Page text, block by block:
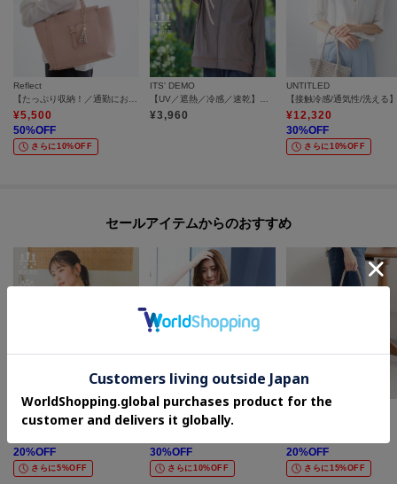
Reflect
【たっぷり収納！／通勤におすすめ】’26春夏毎日バッグ
¥5,500
50%OFF
さらに10%OFF
ITS' DEMO
【UV／遮熱／冷感／速乾】本気のUV対策多機能パーカー
¥3,960
UNTITLED
¥12,320
30%OFF
さらに10%OFF
セールアイテムからのおすすめ
ITS' DEMO
【冷感／速乾】Vネックカットプルオーバー
20%OFF
さらに5%OFF
grove
30%OFF
さらに10%OFF
UNTITLED
20%OFF
さらに15%OFF